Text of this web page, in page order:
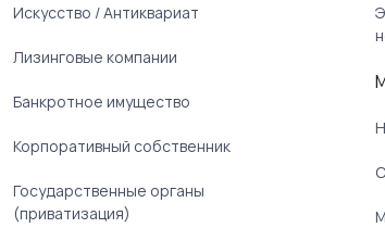
Искусство / Антиквариат
Лизинговые компании
Банкротное имущество
Корпоративный собственник
Государственные органы
(приватизация)